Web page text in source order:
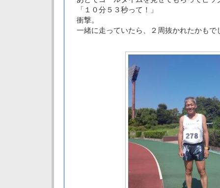
「１０分５３秒って！」
衝撃。
一緒に走っていたら、２周抜かれたかもで